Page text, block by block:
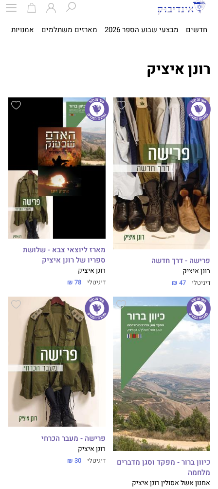
חדשים מבצעי שבוע הספר 2026 מארזים משתלמים אמנויות
רונן איציק
פרישה - דרך חדשה
רונן איציק
דיגיטלי 47 ₪
מארז ליוצאי צבא - שלושת
ספריו של רונן איציק
רונן איציק
דיגיטלי 78 ₪
כיוון ברור - מפקד וסגן מדברים
מלחמה
אמנון אשל אסולין רונן איציק
פרישה - מעבר הכרחי
רונן איציק
דיגיטלי 30 ₪